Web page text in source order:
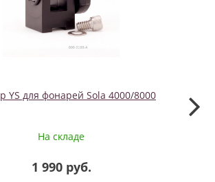
YS для фонарей Sola 4000/8000
На складе
1 990 руб.